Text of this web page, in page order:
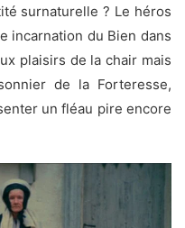
surnaturelle ? Le héros
incarnation du Bien dans
plaisirs de la chair mais
de la Forteresse,
un fléau pire encore